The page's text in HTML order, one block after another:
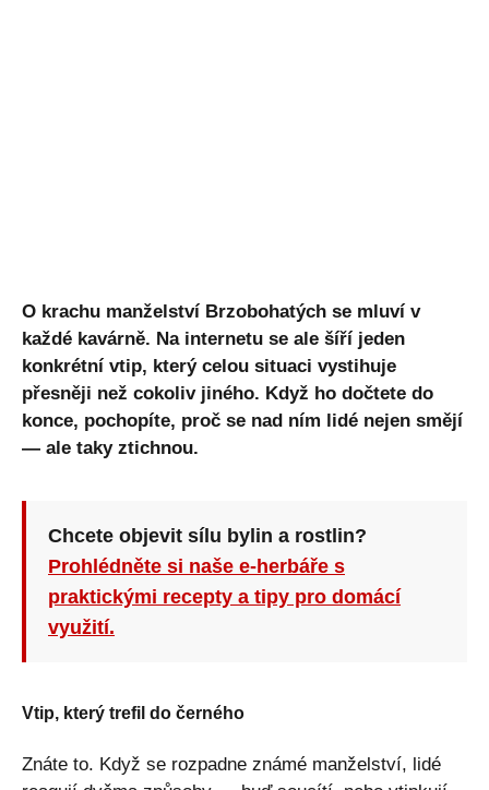
O krachu manželství Brzobohatých se mluví v
každé kavárně. Na internetu se ale šíří jeden
konkrétní vtip, který celou situaci vystihuje
přesněji než cokoliv jiného. Když ho dočtete do
konce, pochopíte, proč se nad ním lidé nejen smějí
— ale taky ztichnou.
Chcete objevit sílu bylin a rostlin?
Prohlédněte si naše e-herbáře s
praktickými recepty a tipy pro domácí
využití.
Vtip, který trefil do černého
Znáte to. Když se rozpadne známé manželství, lidé